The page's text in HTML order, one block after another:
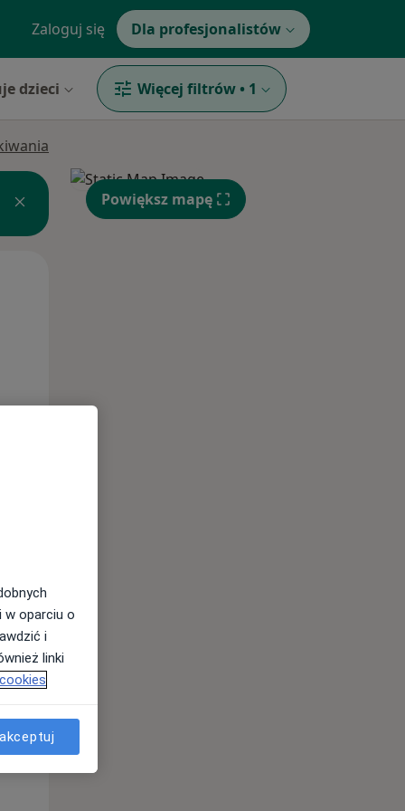
Zaloguj się Dla profesjonalistów
dzieci Więcej filtrów • 1
Czw,
13 Sie
Powiększ mapę
w oparciu o
i
linki